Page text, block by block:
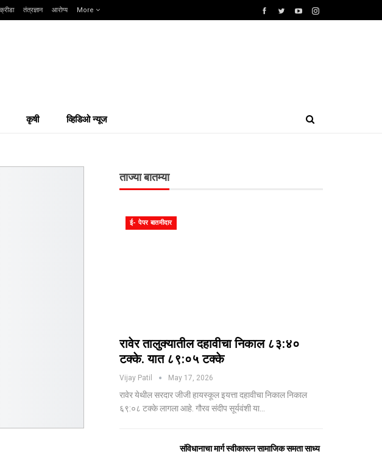
क्रीडा तंत्रज्ञान आरोग्य More
कृषी व्हिडिओ न्यूज
ताज्या बातम्या
ई- पेपर बातमीदार
रावेर तालुक्यातील दहावीचा निकाल ८३:४०
टक्के. यात ८९:०५ टक्के
Vijay Patil May 17, 2026
रावेर येथील सरदार जीजी हायस्कूल इयत्ता दहावीचा निकाल निकाल
६९:०८ टक्के लागला आहे. गौरव संदीप सूर्यवंशी या…
संविधानाचा मार्ग स्वीकारून सामाजिक समता साध्य